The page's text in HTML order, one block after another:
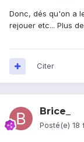
Donc, dés qu'on a
rejouer etc... Plus
Citer
Brice_
Posté(e) 18